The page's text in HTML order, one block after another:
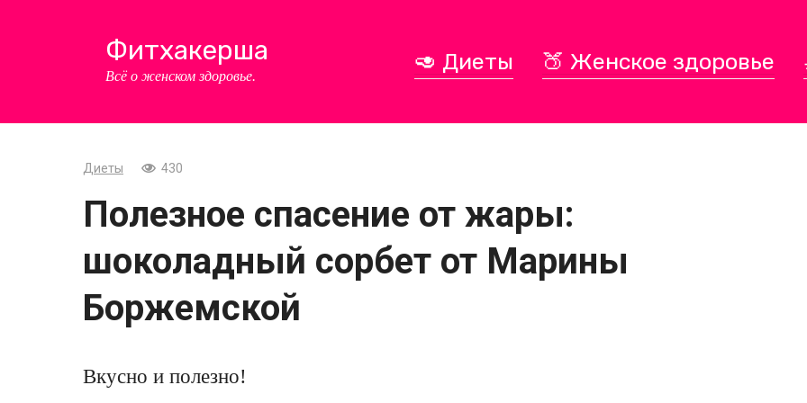
Фитхакерша
Всё о женском здоровье.
🥑 Диеты 🍑 Женское здоровье
Диеты 430
Полезное спасение от жары:
шоколадный сорбет от Марины
Боржемской
Вкусно и полезно!